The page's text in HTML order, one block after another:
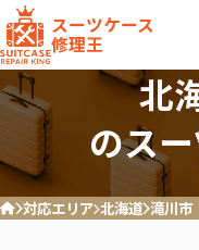
スーツケース
修理王
北
のス
ホーム対応エリア 北海道 滝川市